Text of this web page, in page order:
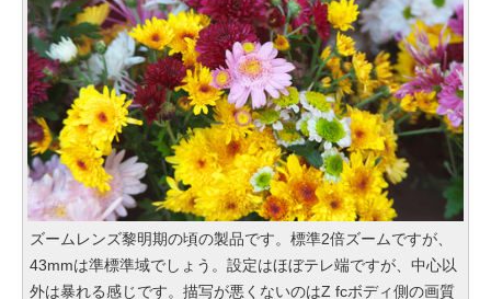
ズームレンズ黎明期の頃の製品です。標準2倍ズームですが、
43mmは準標準域でしょう。設定はほぼテレ端ですが、中心以
外は暴れる感じです。描写が悪くないのはZ fcボディ側の画質